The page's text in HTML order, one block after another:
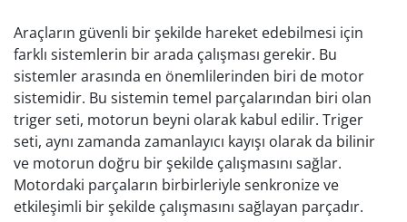
Araçların güvenli bir şekilde hareket edebilmesi için
farklı sistemlerin bir arada çalışması gerekir. Bu
sistemler arasında en önemlilerinden biri de motor
sistemidir. Bu sistemin temel parçalarından biri olan
triger seti, motorun beyni olarak kabul edilir. Triger
seti, aynı zamanda zamanlayıcı kayışı olarak da bilinir
ve motorun doğru bir şekilde çalışmasını sağlar.
Motordaki parçaların birbirleriyle senkronize ve
etkileşimli bir şekilde çalışmasını sağlayan parçadır.